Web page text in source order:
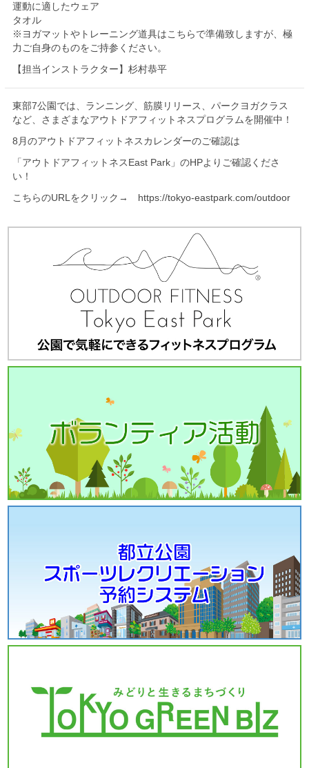
運動に適したウェア
タオル
※ヨガマットやトレーニング道具はこちらで準備致しますが、極
力ご自身のものをご持参ください。
【担当インストラクター】杉村恭平
東部7公園では、ランニング、筋膜リリース、パークヨガクラス
など、さまざまなアウトドアフィットネスプログラムを開催中！
8月のアウトドアフィットネスカレンダーのご確認は
「アウトドアフィットネスEast Park」のHPよりご確認くださ
い！
こちらのURLをクリック→ https://tokyo-eastpark.com/outdoor